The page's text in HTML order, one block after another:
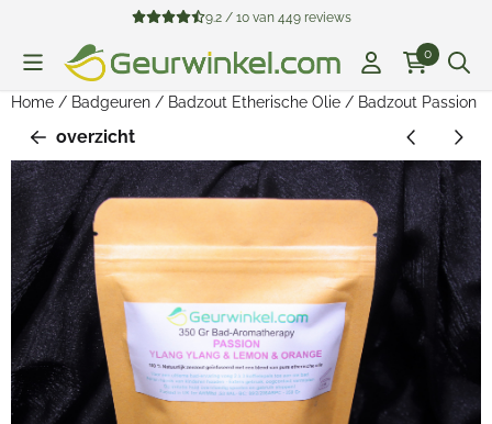
Cookievoorkeuren zijn beschikbaar. Kies instellingen of sta
9.2 / 10 van449 reviews
0
Home / Badgeuren / Badzout Etherische Olie / Badzout Passion
overzicht